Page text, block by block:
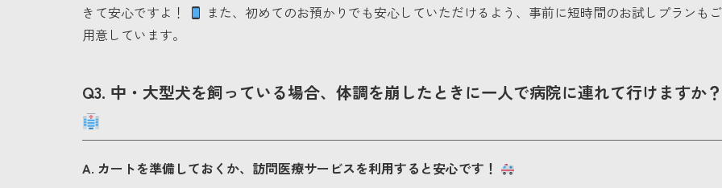
きて安心ですよ！
また、初めてのお預かりでも安心していただけるよう、事前に短時間のお試しプランもご
用意しています。
Q3. 中・大型犬を飼っている場合、体調を崩したときに一人で病院に連れて行けますか？
A. カートを準備しておくか、訪問医療サービスを利用すると安心です！